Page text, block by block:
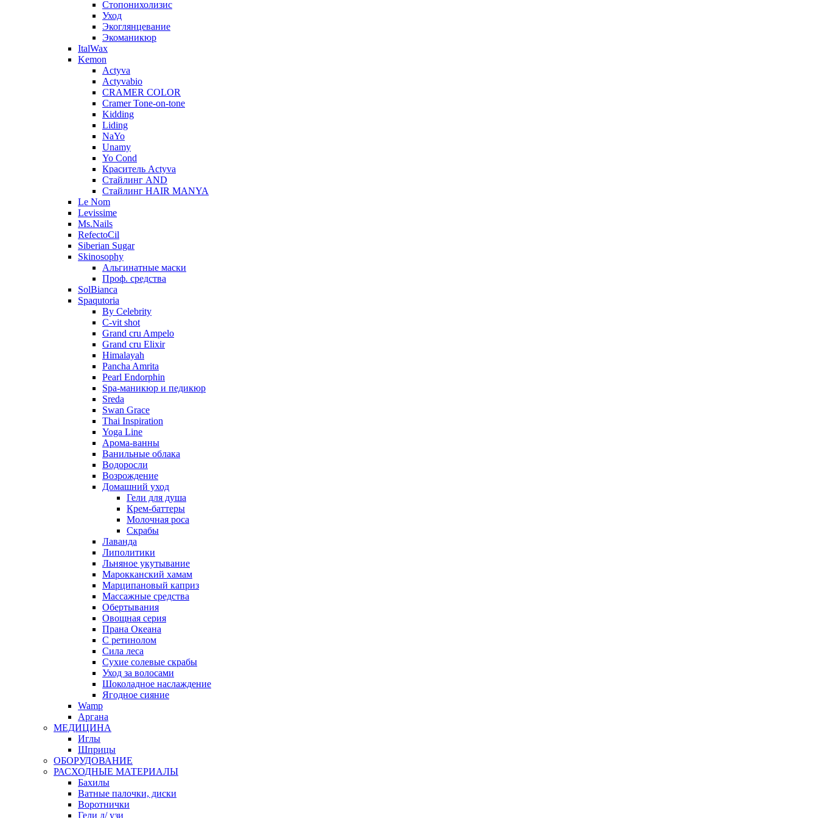
Стопонихолизис
Уход
Экоглянцевание
Экоманикюр
ItalWax
Kemon
Actyva
Actyvabio
CRAMER COLOR
Cramer Tone-on-tone
Kidding
Liding
NaYo
Unamy
Yo Cond
Краситель Actyva
Стайлинг AND
Стайлинг HAIR MANYA
Le Nom
Levissime
Ms.Nails
RefectoCil
Siberian Sugar
Skinosophy
Альгинатные маски
Проф. средства
SolBianca
Spaqutoria
By Celebrity
C-vit shot
Grand cru Ampelo
Grand сru Elixir
Himalayah
Pancha Amrita
Pearl Endorphin
Spa-маникюр и педикюр
Sreda
Swan Grace
Thai Inspiration
Yoga Line
Арома-ванны
Ванильные облака
Водоросли
Возрождение
Домашний уход
Гели для душа
Крем-баттеры
Молочная роса
Скрабы
Лаванда
Липолитики
Льняное укутывание
Марокканский хамам
Марципановый каприз
Массажные средства
Обертывания
Овощная серия
Прана Океана
С ретинолом
Сила леса
Сухие солевые скрабы
Уход за волосами
Шоколадное наслаждение
Ягодное сияние
Wamp
Аргана
МЕДИЦИНА
Иглы
Шприцы
ОБОРУДОВАНИЕ
РАСХОДНЫЕ МАТЕРИАЛЫ
Бахилы
Ватные палочки, диски
Воротнички
Гели д/ узи